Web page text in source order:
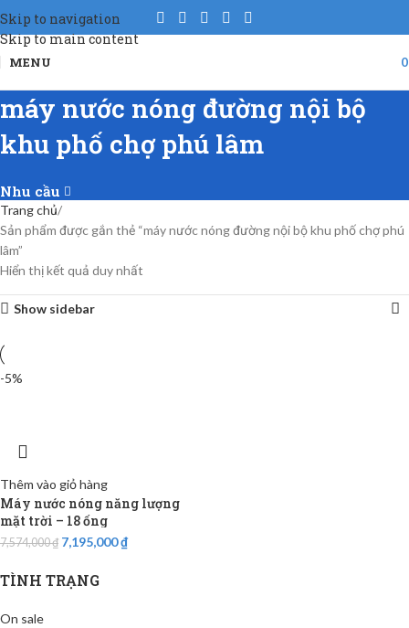
Skip to navigation
Skip to main content
MENU
máy nước nóng đường nội bộ
khu phố chợ phú lâm
Nhu cầu
TÌNH TRẠNG
On sale
Trang chủ
Sản phẩm được gắn thẻ “máy nước nóng đường nội bộ khu phố chợ phú
lâm”
Hiển thị kết quả duy nhất
Show sidebar
-5%
Thêm vào giỏ hàng
Máy nước nóng năng lượng
mặt trời – 18 ống
7,574,000₫ 7,195,000₫